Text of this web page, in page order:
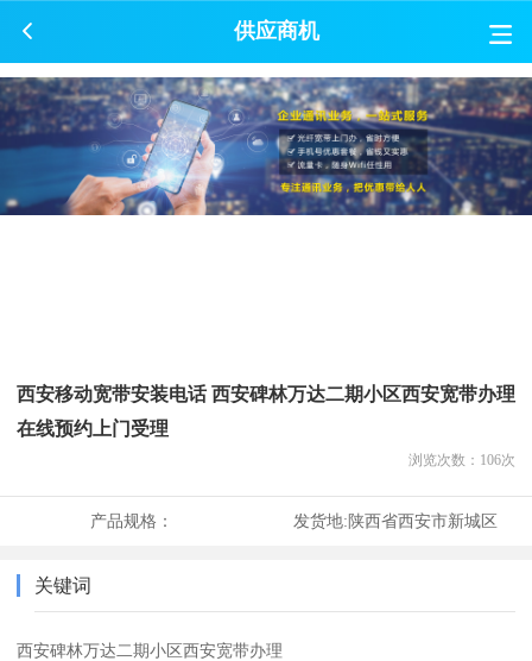
供应商机
西安移动宽带安装电话 西安碑林万达二期小区西安宽带办理
在线预约上门受理
浏览次数： 106次
产品规格： 发货地:陕西省西安市新城区
关键词
西安碑林万达二期小区西安宽带办理